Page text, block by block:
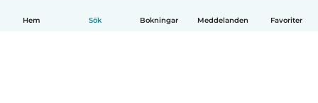
Hem Sök Bokningar Meddelanden Favoriter